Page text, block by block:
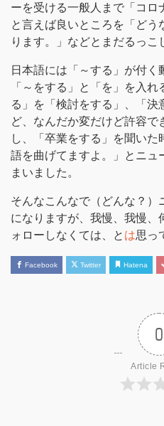
ーを受ける一般人まで「コロ
と言えば良いところを「どう
ります。」などとまだるっこ
日本語には「～する」が付
「～をする」と「を」を入
る」を「検討をする」、「
ど、なんだか変だけど許容
し、「卒業をする」を聞い
語を曲げてますよ。」とニュ
まいました。
そんなこんなで（どんな？）
になりますが、我慢、我慢、
ォローしなくては、と は思っ
Facebook Twitter Hatena
0
Article